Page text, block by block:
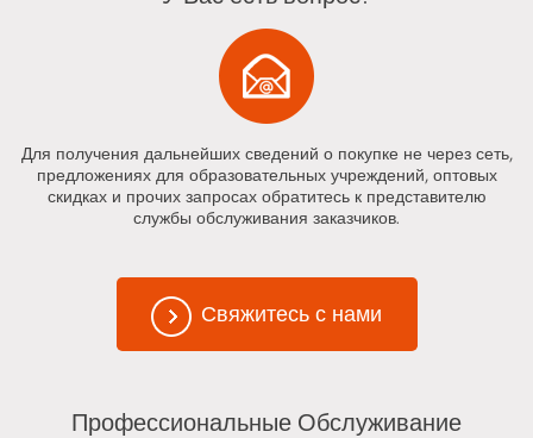
Для получения дальнейших сведений о покупке не через сеть,
предложениях для образовательных учреждений, оптовых
скидках и прочих запросах обратитесь к представителю
службы обслуживания заказчиков.
Свяжитесь с нами
Профессиональные Обслуживание